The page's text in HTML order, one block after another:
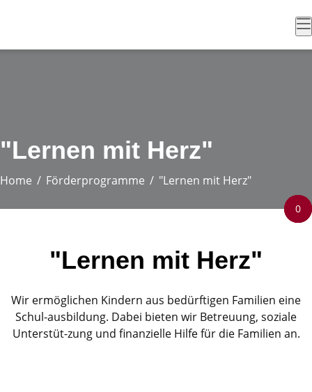
"Lernen mit Herz"
Home Förderprogramme "Lernen mit Herz"
"Lernen mit Herz"
Wir ermöglichen Kindern aus bedürftigen Familien eine
Schul-ausbildung. Dabei bieten wir Betreuung, soziale
Unterstüt-zung und finanzielle Hilfe für die Familien an.
0
0
0